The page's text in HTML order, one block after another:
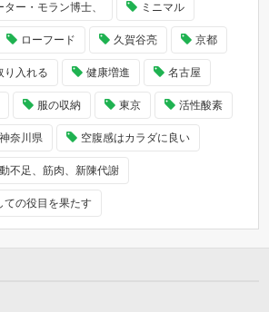
ー・モラン博士、 ミニマル
ローフード 久賀谷亮 京都
り入れる 健康増進 名古屋
服の収納 東京 活性酸素
神奈川県 空腹感はカラダに良い
不足、筋肉、新陳代謝
ての役目を果たす